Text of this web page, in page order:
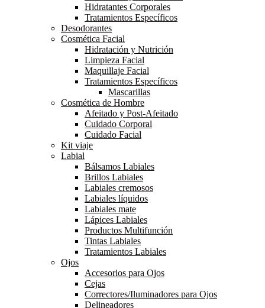
Hidratantes Corporales
Tratamientos Específicos
Desodorantes
Cosmética Facial
Hidratación y Nutrición
Limpieza Facial
Maquillaje Facial
Tratamientos Específicos
Mascarillas
Cosmética de Hombre
Afeitado y Post-Afeitado
Cuidado Corporal
Cuidado Facial
Kit viaje
Labial
Bálsamos Labiales
Brillos Labiales
Labiales cremosos
Labiales líquidos
Labiales mate
Lápices Labiales
Productos Multifunción
Tintas Labiales
Tratamientos Labiales
Ojos
Accesorios para Ojos
Cejas
Correctores/Iluminadores para Ojos
Delineadores